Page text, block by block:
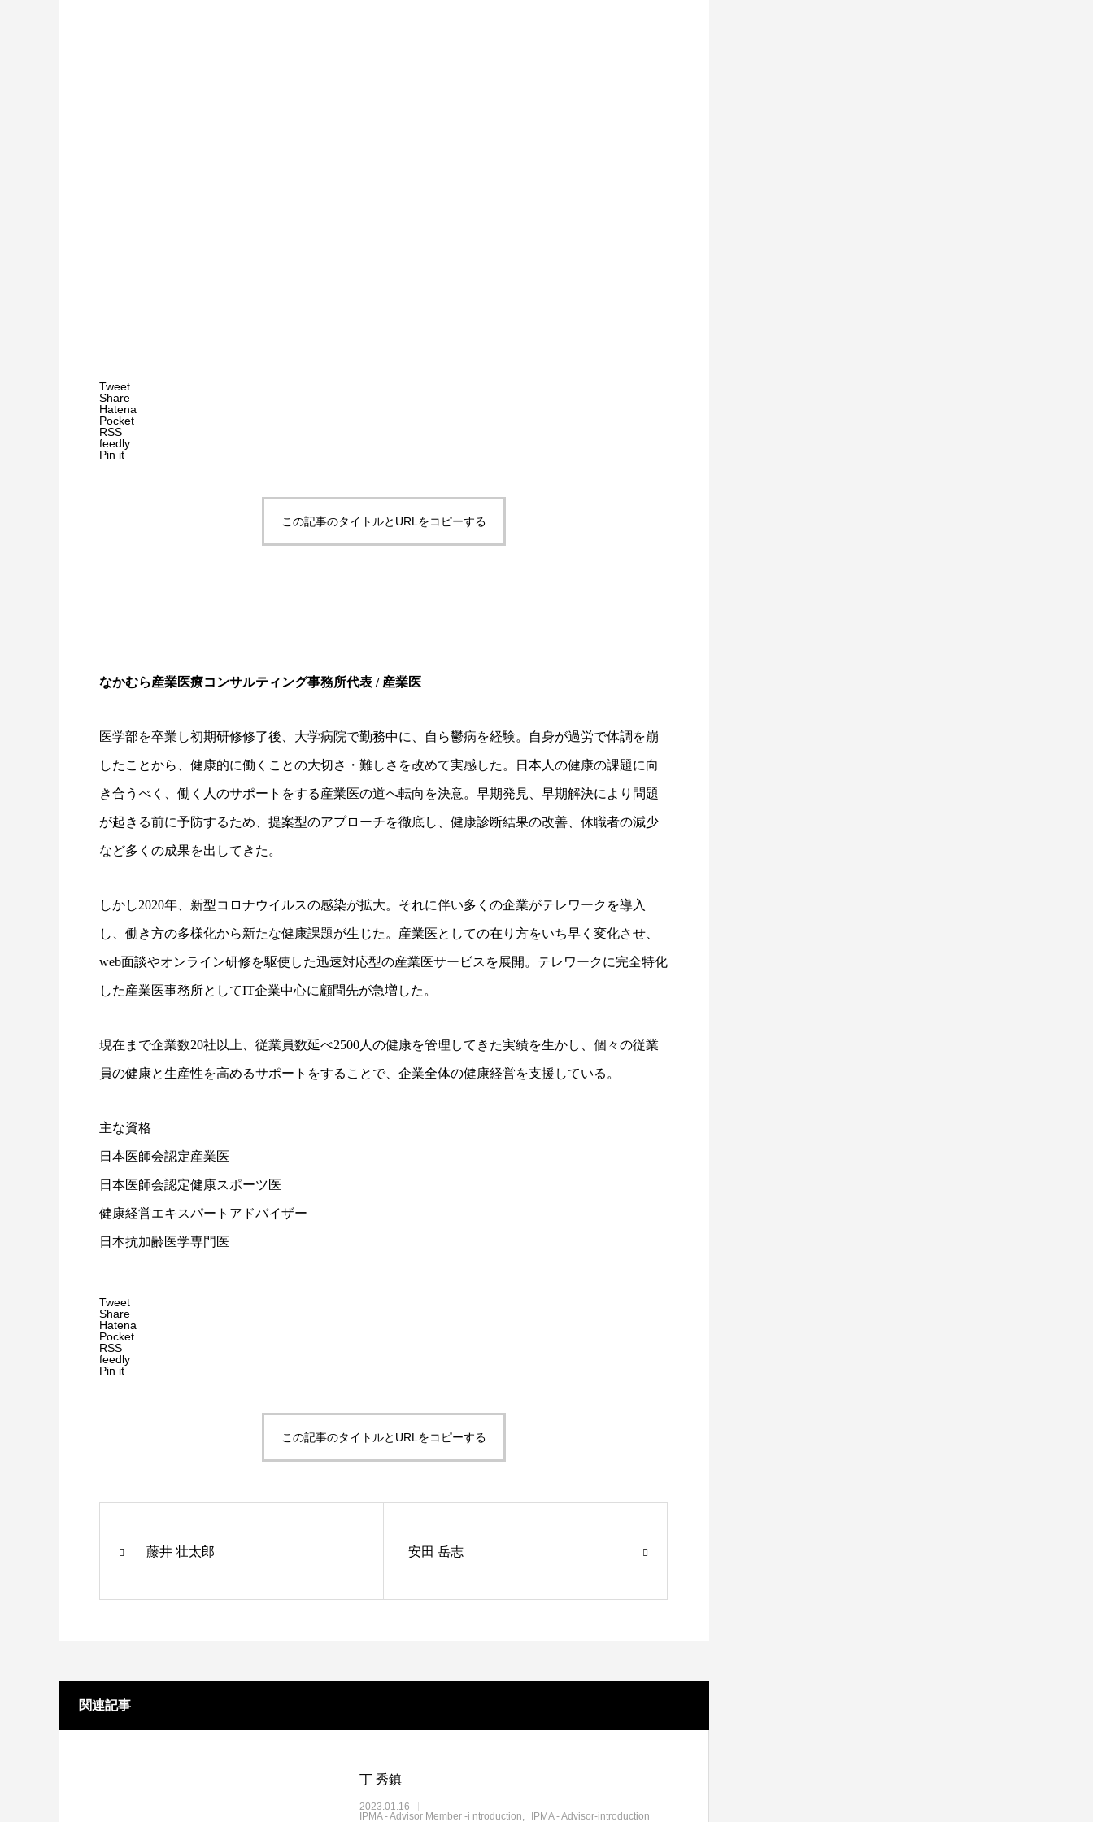
Tweet
Share
Hatena
Pocket
RSS
feedly
Pin it
この記事のタイトルとURLをコピーする
なかむら産業医療コンサルティング事務所代表 / 産業医
医学部を卒業し初期研修修了後、大学病院で勤務中に、自ら鬱病を経験。自身が過労で体調を崩
したことから、健康的に働くことの大切さ・難しさを改めて実感した。日本人の健康の課題に向
き合うべく、働く人のサポートをする産業医の道へ転向を決意。早期発見、早期解決により問題
が起きる前に予防するため、提案型のアプローチを徹底し、健康診断結果の改善、休職者の減少
など多くの成果を出してきた。
しかし2020年、新型コロナウイルスの感染が拡大。それに伴い多くの企業がテレワークを導入
し、働き方の多様化から新たな健康課題が生じた。産業医としての在り方をいち早く変化させ、
web面談やオンライン研修を駆使した迅速対応型の産業医サービスを展開。テレワークに完全特化
した産業医事務所としてIT企業中心に顧問先が急増した。
現在まで企業数20社以上、従業員数延べ2500人の健康を管理してきた実績を生かし、個々の従業
員の健康と生産性を高めるサポートをすることで、企業全体の健康経営を支援している。
主な資格
日本医師会認定産業医
日本医師会認定健康スポーツ医
健康経営エキスパートアドバイザー
日本抗加齢医学専門医
Tweet
Share
Hatena
Pocket
RSS
feedly
Pin it
この記事のタイトルとURLをコピーする
藤井 壮太郎 安田 岳志
関連記事
丁 秀鎮
2023.01.16
IPMA - Advisor Member -i ntroduction
IPMA - Advisor-introduction